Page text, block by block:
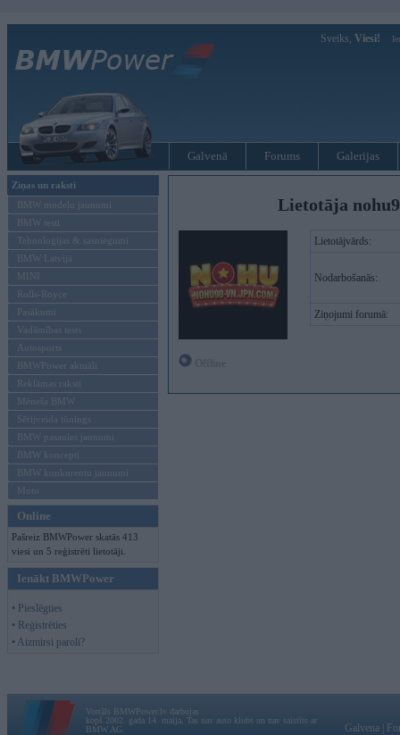
Sveiks, Viesi!
Galvenā Forums Galerijas
Ziņas un raksti
BMW modeļu jaunumi
BMW testi
Tehnoloģijas & sasniegumi
BMW Latvijā
MINI
Rolls-Royce
Pasākumi
Vadāmības tests
Autosports
BMWPower aktuāli
Reklāmas raksti
Mēneša BMW
Sērijveida tūnings
BMW pasaules jaunumi
BMW koncepti
BMW konkurentu jaunumi
Moto
Online
Pašreiz BMWPower skatās 413
viesi un 5 reģistrēti lietotāji.
Ienākt BMWPower
• Pieslēgties
• Reģistrēties
• Aizmirsi paroli?
Lietotāja
Lietotājvārds:
Nodarbošanās:
Ziņojumi forumā:
Vortāls BMWPower.lv darbojas
kopš 2002. gada 14. maija. Tas nav auto klubs un nav saistīts ar
BMW AG.
Galvena